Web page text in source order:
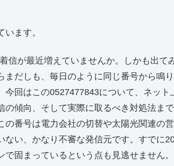
ます。
信が最近増えていませんか。しかも出て
まだしも、毎日のように同じ番号から鳴
回はこの0527477843について、ネット
傾向、そして実際に取るべき対処法ま
の番号は電力会社の切替や太陽光関連の
い、かなり不審な発信元です。すでに
固まっているという点も見逃せません。